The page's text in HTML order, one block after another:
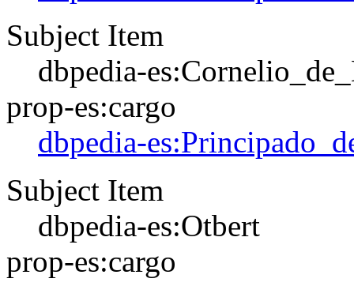
Subject Item
dbpedia-
prop-es:cargo
dbpedia-
Subject Item
dbpedia-es:Otbert
prop-es:cargo